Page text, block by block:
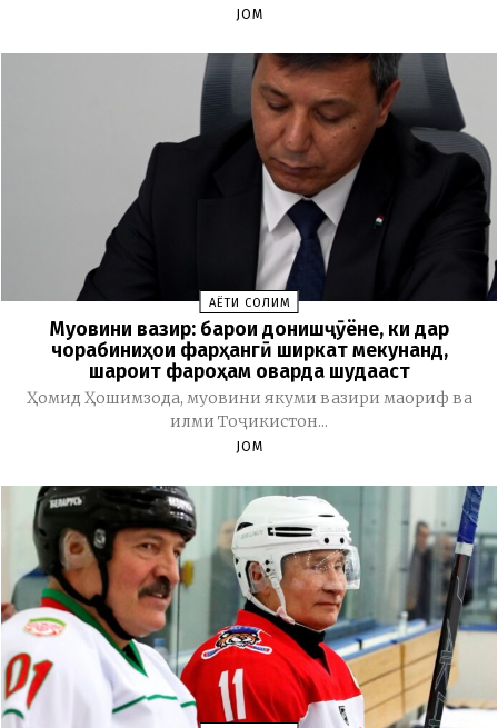
JOM
ҲАЁТИ СОЛИМ
Муовини вазир: барои донишҷӯёне, ки дар
чорабиниҳои фарҳангӣ ширкат мекунанд,
шароит фароҳам оварда шудааст
Ҳомид Ҳошимзода, муовини якуми вазири маориф ва
илми Тоҷикистон...
JOM